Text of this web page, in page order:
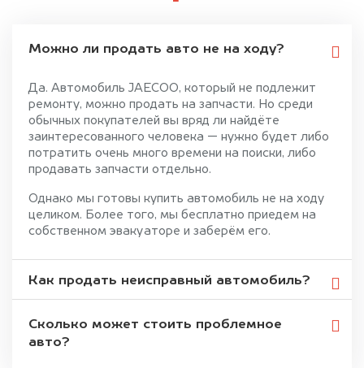
Можно ли продать авто не на ходу?
Да. Автомобиль JAECOO, который не подлежит
ремонту, можно продать на запчасти. Но среди
обычных покупателей вы вряд ли найдёте
заинтересованного человека — нужно будет либо
потратить очень много времени на поиски, либо
продавать запчасти отдельно.
Однако мы готовы купить автомобиль не на ходу
целиком. Более того, мы бесплатно приедем на
собственном эвакуаторе и заберём его.
Как продать неисправный автомобиль?
Сколько может стоить проблемное
авто?